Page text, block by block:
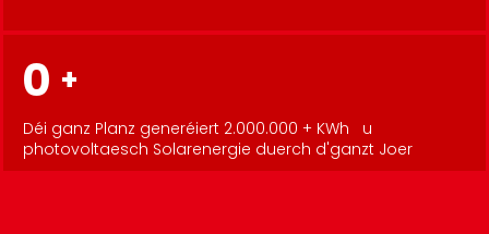
0 +
Déi ganz Planz generéiert 2.000.000 + KWh
u
photovoltaesch Solarenergie duerch d'ganzt Joer